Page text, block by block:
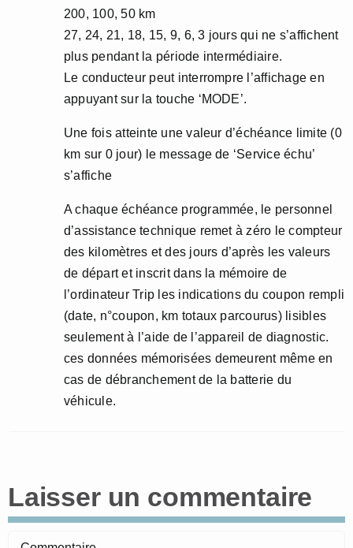
200, 100, 50 km
27, 24, 21, 18, 15, 9, 6, 3 jours qui ne s’affichent
plus pendant la période intermédiaire.
Le conducteur peut interrompre l’affichage en
appuyant sur la touche ‘MODE’.
Une fois atteinte une valeur d’échéance limite (0
km sur 0 jour) le message de ‘Service échu’
s’affiche
A chaque échéance programmée, le personnel
d’assistance technique remet à zéro le compteur
des kilomètres et des jours d’après les valeurs
de départ et inscrit dans la mémoire de
l’ordinateur Trip les indications du coupon rempli
(date, n°coupon, km totaux parcourus) lisibles
seulement à l’aide de l’appareil de diagnostic.
ces données mémorisées demeurent même en
cas de débranchement de la batterie du
véhicule.
Laisser un commentaire
Commentaire